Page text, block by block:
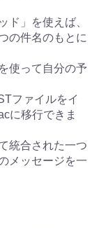
ド」を使えば、
の件名のもとに
使って自分の予
ファイルをイ
に移行できま
統合された一つ
メッセージを一